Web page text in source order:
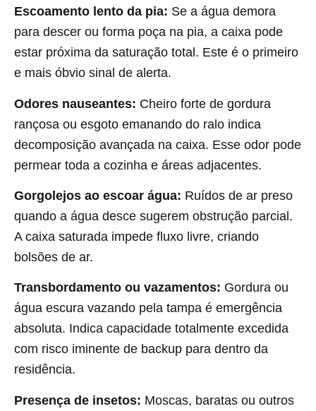
Escoamento lento da pia: Se a água demora
para descer ou forma poça na pia, a caixa pode
estar próxima da saturação total. Este é o primeiro
e mais óbvio sinal de alerta.
Odores nauseantes: Cheiro forte de gordura
rançosa ou esgoto emanando do ralo indica
decomposição avançada na caixa. Esse odor pode
permear toda a cozinha e áreas adjacentes.
Gorgolejos ao escoar água: Ruídos de ar preso
quando a água desce sugerem obstrução parcial.
A caixa saturada impede fluxo livre, criando
bolsões de ar.
Transbordamento ou vazamentos: Gordura ou
água escura vazando pela tampa é emergência
absoluta. Indica capacidade totalmente excedida
com risco iminente de backup para dentro da
residência.
Presença de insetos: Moscas, baratas ou outros